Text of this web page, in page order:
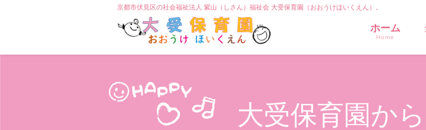
京都市伏見区の社会福祉法人 紫山（しさん）福祉会 大受保育園（おおうけほいくえん）。
ホーム
Home
大受保育園か